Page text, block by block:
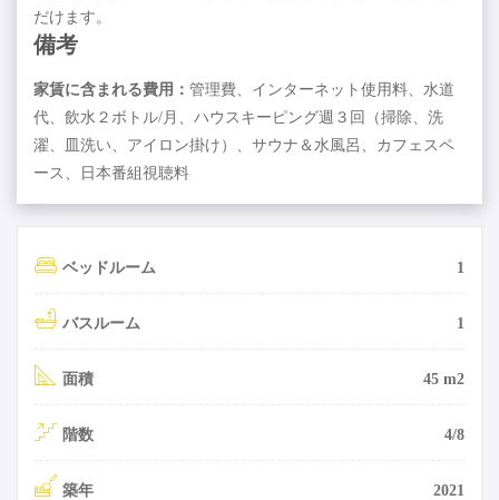
だけます。
備考
家賃に含まれる費用： 管理費、インターネット使用料、水道
代、飲水２ボトル/月、ハウスキーピング週３回（掃除、洗
濯、皿洗い、アイロン掛け）、サウナ＆水風呂、カフェスペ
ース、日本番組視聴料
ベッドルーム 1
バスルーム 1
面積 45 m2
階数 4/8
築年 2021